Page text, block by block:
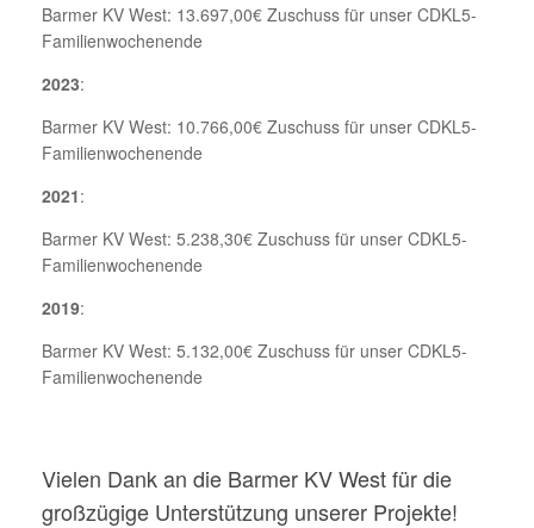
Barmer KV West: 13.697,00€ Zuschuss für unser CDKL5-
Familienwochenende
2023:
Barmer KV West: 10.766,00€ Zuschuss für unser CDKL5-
Familienwochenende
2021:
Barmer KV West: 5.238,30€ Zuschuss für unser CDKL5-
Familienwochenende
2019:
Barmer KV West: 5.132,00€ Zuschuss für unser CDKL5-
Familienwochenende
Vielen Dank an die Barmer KV West für die
großzügige Unterstützung unserer Projekte!